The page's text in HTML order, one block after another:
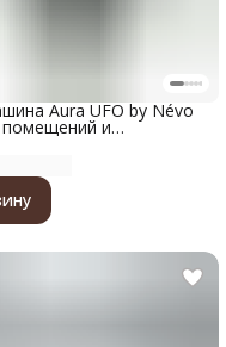
Aura UFO by Névo
помещений и
металлический
черный металлик